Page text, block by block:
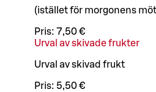
(istället för morgonens
Pris: 7,50 €
Urval av skivade frukter
Urval av skivad frukt
Pris: 5,50 €